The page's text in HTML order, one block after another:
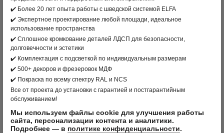
ПОХОЖИЕ НОВОСТИ
СКИДКА 15% НА ШВЕДСКИЕ
ГАРДЕРОБНЫЕ ELFA!
Скидка 15% на шведские гардеробные Clader!
✔️ Более 20 лет опыта работы с шведской системой ELFA
✔️ Экспертное проектирование любой площади, идеальное
использование пространства
✔️ Сплошное кромкование деталей ЛДСП для безопасности,
долговечности и эстетики
✔️ Комплектация с подсветкой по индивидуальным размерам
✔️ 500+ декоров и фрезеровок МДФ
✔️ Покраска по всему спектру RAL и NCS
Все от проекта до установки с гарантией и постгарантийным
обслуживанием!
Мы используем файлы cookie для улучшения работы
сайта, персонализации контента и аналитики.
Подробнее — в политике конфиденциальности.